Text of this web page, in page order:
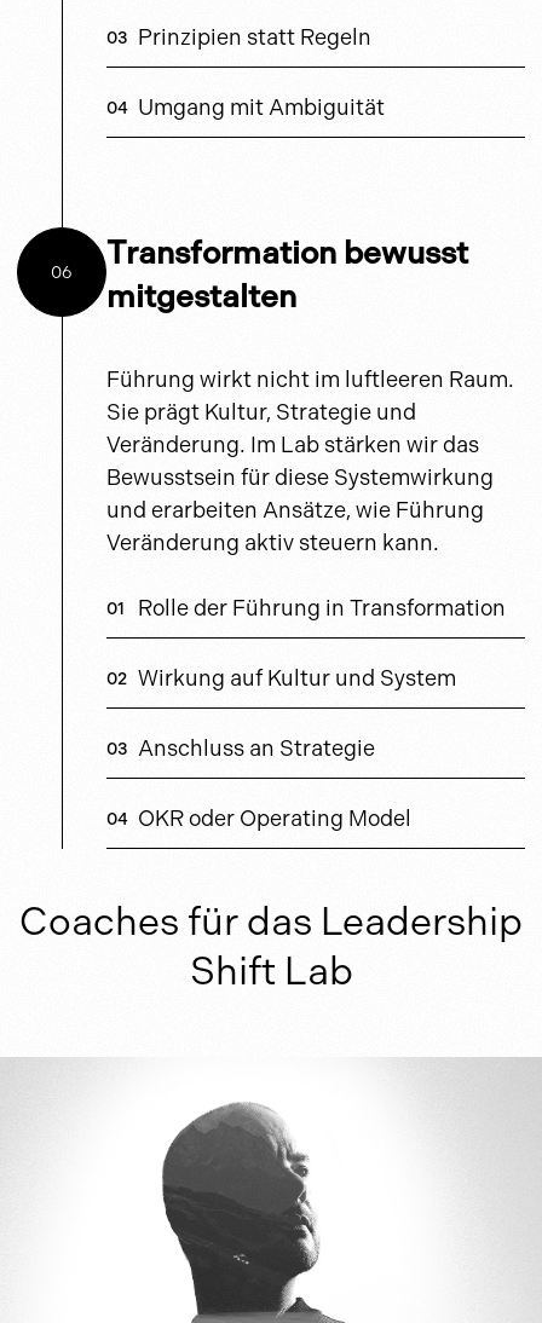
Prinzipien statt Regeln
Umgang mit Ambiguität
06
Transformation bewusst
mitgestalten
Führung wirkt nicht im luftleeren Raum.
Sie prägt Kultur, Strategie und
Veränderung. Im Lab stärken wir das
Bewusstsein für diese Systemwirkung
und erarbeiten Ansätze, wie Führung
Veränderung aktiv steuern kann.
Rolle der Führung in Transformation
Wirkung auf Kultur und System
Anschluss an Strategie
OKR oder Operating Model
Coaches für das Leadership
Shift Lab